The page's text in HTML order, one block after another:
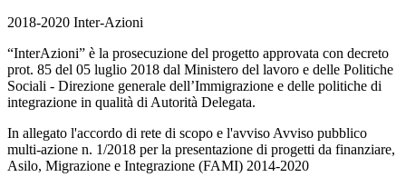
2018-2020 Inter-Azioni
“InterAzioni” è la prosecuzione del progetto approvata con decreto
prot. 85 del 05 luglio 2018 dal Ministero del lavoro e delle Politiche
Sociali - Direzione generale dell’Immigrazione e delle politiche di
integrazione in qualità di Autorità Delegata.
In allegato l'accordo di rete di scopo e l'avviso Avviso pubblico
multi-azione n. 1/2018 per la presentazione di progetti da finanziare,
Asilo, Migrazione e Integrazione (FAMI) 2014-2020